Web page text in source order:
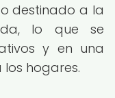
destinado a la
lo que se
y en una
hogares.